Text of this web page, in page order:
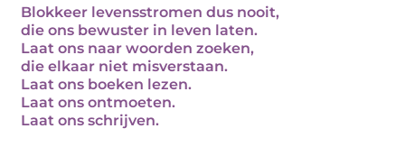
Blokkeer levensstromen dus nooit,
die ons bewuster in leven laten.
Laat ons naar woorden zoeken,
die elkaar niet misverstaan.
Laat ons boeken lezen.
Laat ons ontmoeten.
Laat ons schrijven.